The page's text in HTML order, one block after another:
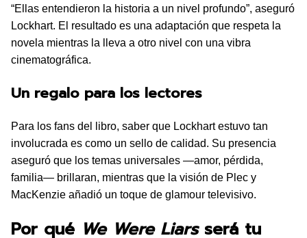
“Ellas entendieron la historia a un nivel profundo”, aseguró
Lockhart. El resultado es una adaptación que respeta la
novela mientras la lleva a otro nivel con una vibra
cinematográfica.
Un regalo para los lectores
Para los fans del libro, saber que Lockhart estuvo tan
involucrada es como un sello de calidad. Su presencia
aseguró que los temas universales —amor, pérdida,
familia— brillaran, mientras que la visión de Plec y
MacKenzie añadió un toque de glamour televisivo.
Por qué We Were Liarsserá tu